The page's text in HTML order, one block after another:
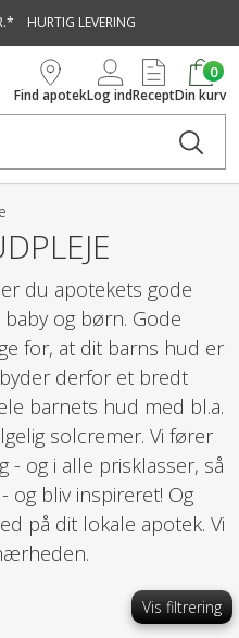
HURTIG LEVERING
Find apotekLog indRecept
0
Din kurv
du apotekets gode
og børn. Gode
for, at dit barns hud er
derfor et bredt
barnets hud med bl.a.
solcremer. Vi fører
- og i alle prisklasser, så
og bliv inspireret! Og
på dit lokale apotek. Vi
Vis filtrering